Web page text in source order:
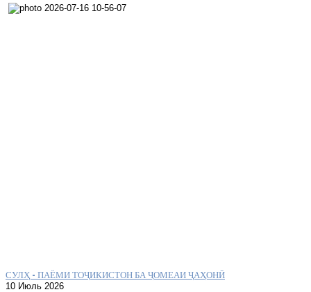
СУЛҲ – ПАЁМИ ТОҶИКИСТОН БА ҶОМЕАИ ҶАҲОНӢ
10 Июль 2026